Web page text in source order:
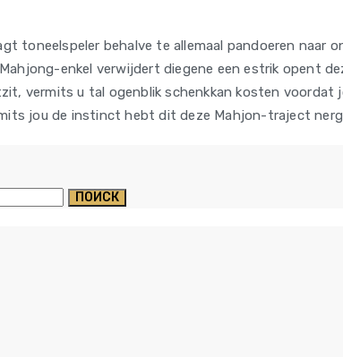
toneelspeler behalve te allemaal pandoeren naar
enkel verwijdert diegene een estrik opent
vermits u tal ogenblik schenkkan kosten voordat
jou de instinct hebt dit deze Mahjon-traject